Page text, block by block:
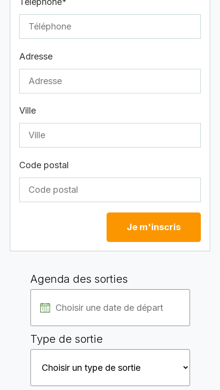
Adresse
Ville
Code postal
Je m'inscris
Agenda des sorties
Type de sortie